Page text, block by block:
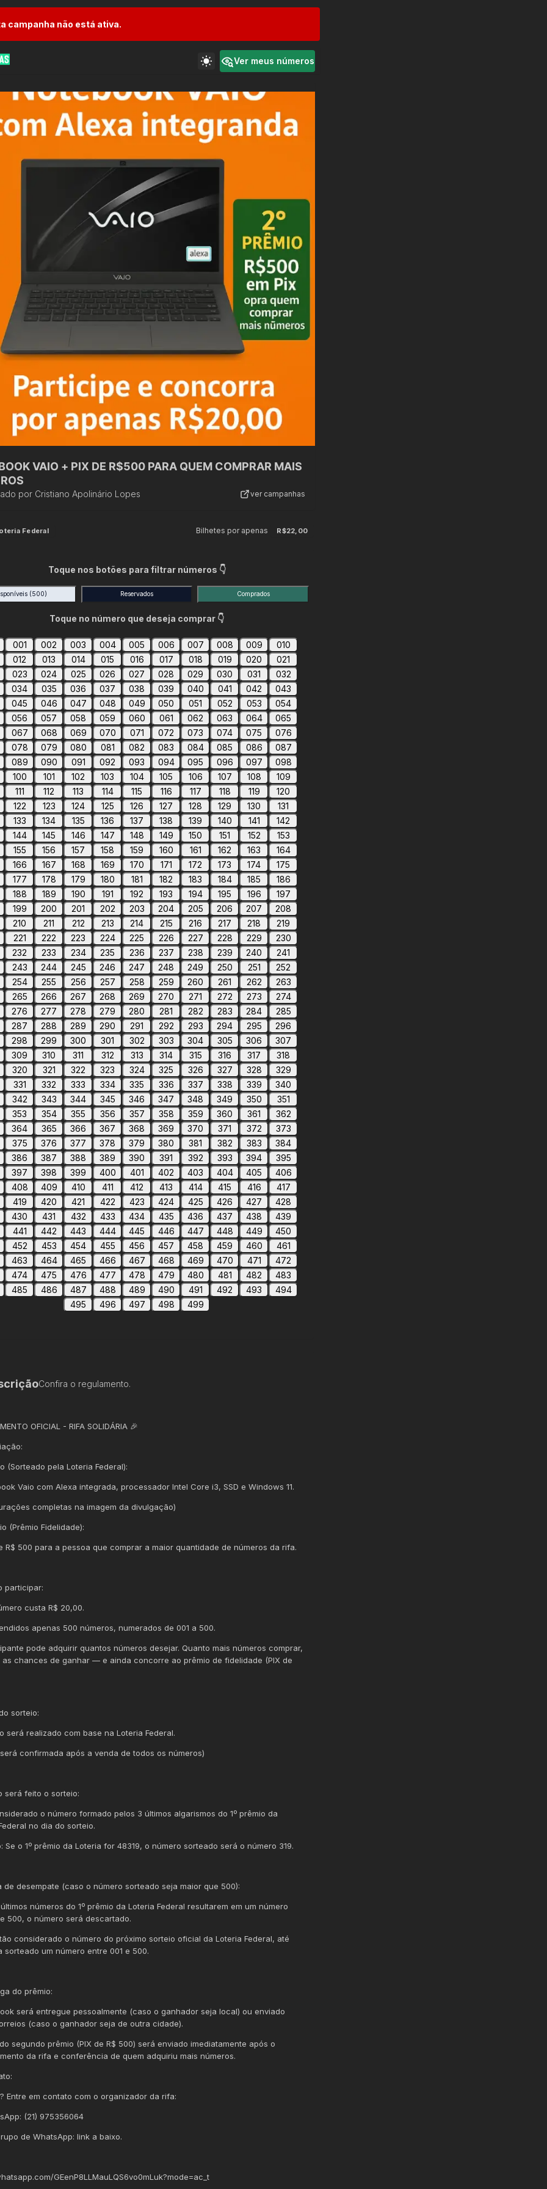
campanha não está ativa.
Ver meus números
VAIO + PIX DE R$500 PARA QUEM COMPRAR MAIS
por Cristiano Apolinário Lopes ver campanhas
Federal Bilhetes por apenas R$22,00
Toque nos botões para filtrar números 👇
(500) Reservados Comprados
Toque no número que deseja comprar 👇
001 002 003 004 005 006 007 008 009
010
012
013 014 015 016 017 018 019 020
021
023
024 025 026 027 028 029 030 031
032
034
035 036 037 038 039 040 041 042
043
045
046 047 048 049 050 051 052 053
054
056
057 058 059 060 061 062 063 064
065
067
068 069 070 071 072 073 074 075
076
078
079 080 081 082 083 084 085 086
087
089
090 091 092 093 094 095 096 097
098
100
101 102 103 104 105 106 107 108
109
111
112 113 114 115 116 117 118 119
120
122
123 124 125 126 127 128 129 130
131
133
134 135 136 137 138 139 140 141
142
144
145 146 147 148 149 150 151 152
153
155
156 157 158 159 160 161 162 163
164
166
167 168 169 170 171 172 173 174
175
177
178 179 180 181 182 183 184 185
186
188
189 190 191 192 193 194 195 196
197
199
200 201 202 203 204 205 206 207
208
210
211 212 213 214 215 216 217 218
219
221
222 223 224 225 226 227 228 229
230
232
233 234 235 236 237 238 239 240
241
243
244 245 246 247 248 249 250 251
252
254
255 256 257 258 259 260 261 262
263
265
266 267 268 269 270 271 272 273
274
276
277 278 279 280 281 282 283 284
285
287
288 289 290 291 292 293 294 295
296
298
299 300 301 302 303 304 305 306
307
309
310 311 312 313 314 315 316 317
318
320
321 322 323 324 325 326 327 328
329
331
332 333 334 335 336 337 338 339
340
342
343 344 345 346 347 348 349 350
351
353
354 355 356 357 358 359 360 361
362
364
365 366 367 368 369 370 371 372
373
375
376 377 378 379 380 381 382 383
384
386
387 388 389 390 391 392 393 394
395
397
398 399 400 401 402 403 404 405
406
408
409 410 411 412 413 414 415 416
417
419
420 421 422 423 424 425 426 427
428
430
431 432 433 434 435 436 437 438
439
441
442 443 444 445 446 447 448 449
450
452
453 454 455 456 457 458 459 460
461
463
464 465 466 467 468 469 470 471
472
474
475 476 477 478 479 480 481 482
483
485
486 487 488 489 490 491 492 493
494
495
496 497 498 499
Confira o regulamento.
OFICIAL - RIFA SOLIDÁRIA 🎉
(Sorteado pela Loteria Federal):
Vaio com Alexa integrada, processador Intel Core i3, SSD e Windows 11.
completas na imagem da divulgação)
(Prêmio Fidelidade):
R$ 500 para a pessoa que comprar a maior quantidade de números da rifa.
participar:
custa R$ 20,00.
apenas 500 números, numerados de 001 a 500.
pode adquirir quantos números desejar. Quanto mais números comprar,
as chances de ganhar — e ainda concorre ao prêmio de fidelidade (PIX de
sorteio:
será realizado com base na Loteria Federal.
confirmada após a venda de todos os números)
será feito o sorteio:
o número formado pelos 3 últimos algarismos do 1º prêmio da
no dia do sorteio.
Se o 1º prêmio da Loteria for 48319, o número sorteado será o número 319.
de desempate (caso o número sorteado seja maior que 500):
números do 1º prêmio da Loteria Federal resultarem em um número
500, o número será descartado.
considerado o número do próximo sorteio oficial da Loteria Federal, até
sorteado um número entre 001 e 500.
do prêmio:
será entregue pessoalmente (caso o ganhador seja local) ou enviado
(caso o ganhador seja de outra cidade).
segundo prêmio (PIX de R$ 500) será enviado imediatamente após o
da rifa e conferência de quem adquiriu mais números.
Entre em contato com o organizador da rifa:
(21) 975356064
de WhatsApp: link a baixo.
GEenP8LLMauLQS6vo0mLuk?mode=ac_t